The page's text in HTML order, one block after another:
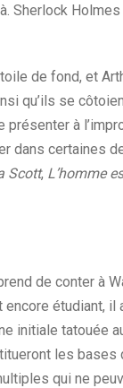
Sherlock
de fond, et
qu’ils se
présenter à
dans certaines
Scott, L’homme
de conter à
étudiant, il
initiale tatouée
les
qui ne